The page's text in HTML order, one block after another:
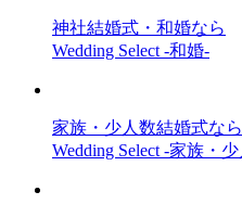
神社結婚式・和婚なら
Wedding Select -和婚-
家族・少人数結婚式なら
Wedding Select -家族・